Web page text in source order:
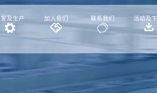
及生产 加入我们 联系我们 活动及